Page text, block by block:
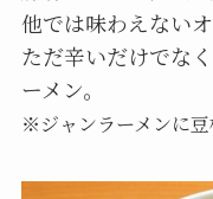
他では味わえないオ
ただ辛いだけでな
ーメン。
※ジャンラーメンに豆